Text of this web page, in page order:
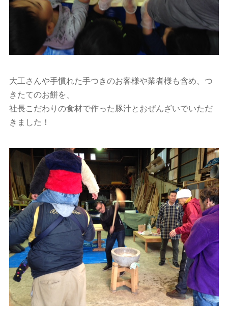
大工さんや手慣れた手つきのお客様や業者様も含め、つ
きたてのお餅を、
社長こだわりの食材で作った豚汁とおぜんざいでいただ
きました！